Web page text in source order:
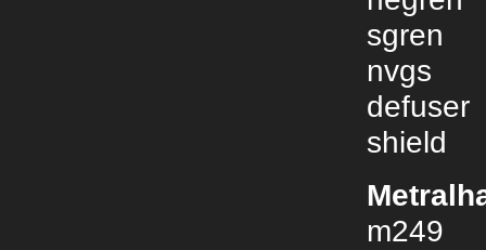
sgren
nvgs
defuser
shield
m249